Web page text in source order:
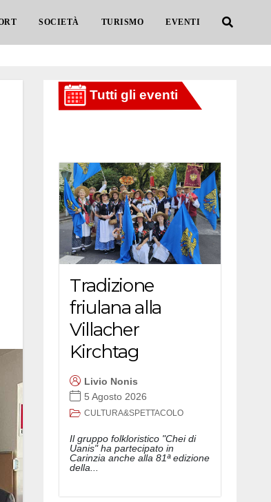
SOCIETÀ TURISMO EVENTI
Tradizione
friulana alla
Villacher
Kirchtag
Livio Nonis
5 Agosto 2026
CULTURA&SPETTACOLO
Il gruppo folkloristico "Chei di
Uanis" ha partecipato in
Carinzia anche alla 81ª edizione
della...